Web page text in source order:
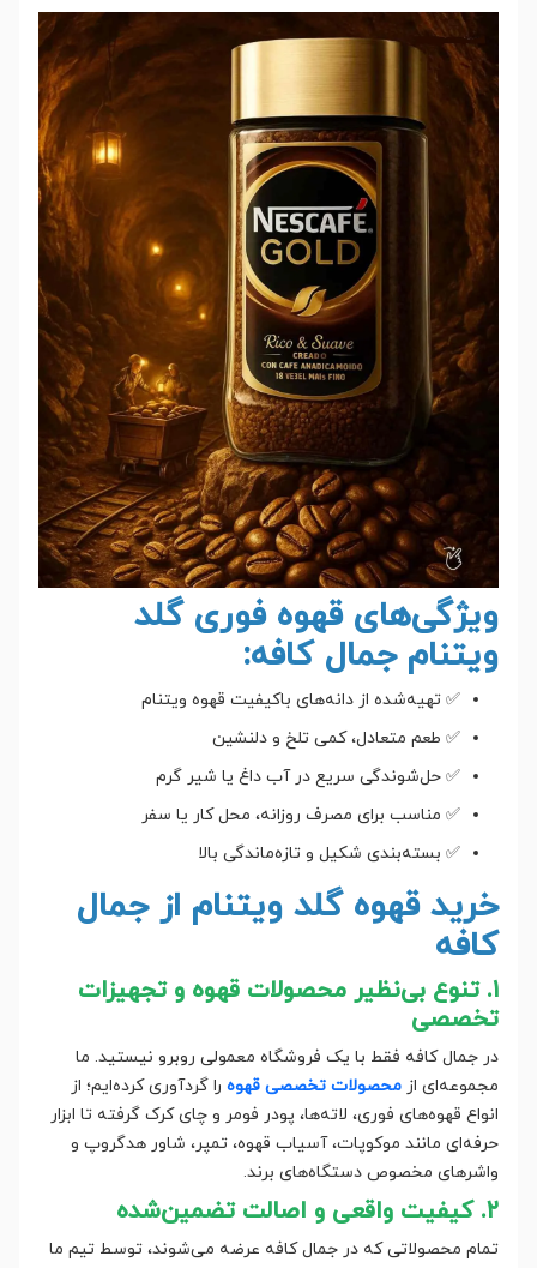
ویژگی‌های قهوه فوری گلد
ویتنام جمال کافه:
✅ تهیه‌شده از دانه‌های باکیفیت قهوه ویتنام
✅ طعم متعادل، کمی تلخ و دلنشین
✅ حل‌شوندگی سریع در آب داغ یا شیر گرم
✅ مناسب برای مصرف روزانه، محل کار یا سفر
✅ بسته‌بندی شکیل و تازه‌ماندگی بالا
خرید قهوه گلد ویتنام از جمال
کافه
۱. تنوع بی‌نظیر محصولات قهوه و تجهیزات
تخصصی
در جمال کافه فقط با یک فروشگاه معمولی روبرو نیستید. ما
مجموعه‌ای از محصولات تخصصی قهوه را گردآوری کرده‌ایم؛ از
انواع قهوه‌های فوری، لاته‌ها، پودر فومر و چای کرک گرفته تا ابزار
حرفه‌ای مانند موکوپات، آسیاب قهوه، تمپر، شاور هدگروپ و
واشرهای مخصوص دستگاه‌های برند.
۲. کیفیت واقعی و اصالت تضمین‌شده
تمام محصولاتی که در جمال کافه عرضه می‌شوند، توسط تیم ما